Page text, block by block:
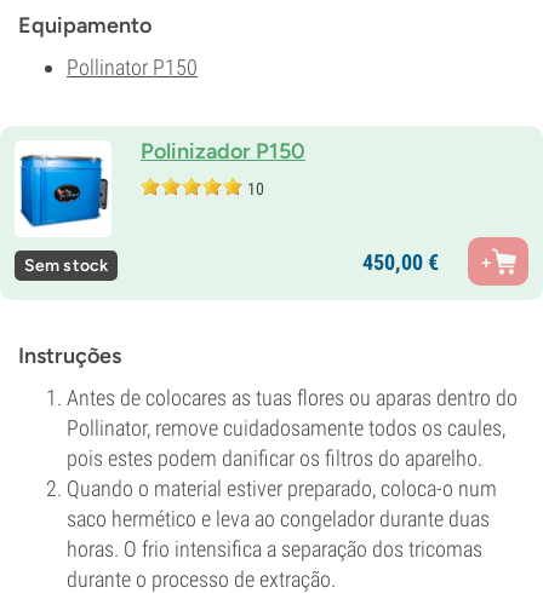
Equipamento
Pollinator P150
Polinizador P150
10
Sem stock 450,00€
Instruções
Antes de colocares as tuas flores ou aparas dentro do
Pollinator, remove cuidadosamente todos os caules,
pois estes podem danificar os filtros do aparelho.
Quando o material estiver preparado, coloca-o num
saco hermético e leva ao congelador durante duas
horas. O frio intensifica a separação dos tricomas
durante o processo de extração.